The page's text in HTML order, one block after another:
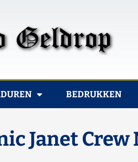
BEDRUKKEN
Janet